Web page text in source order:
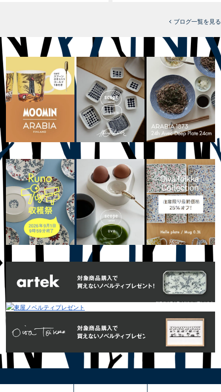
ブログ一覧を見る